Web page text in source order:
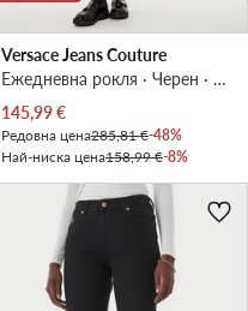
Versace Jeans Couture
Ежедневна рокля · Черен · Миди
Актуална цена
145,99€
Редовна цена285,81 €-48%
Най-ниска цена158,99 €-8%